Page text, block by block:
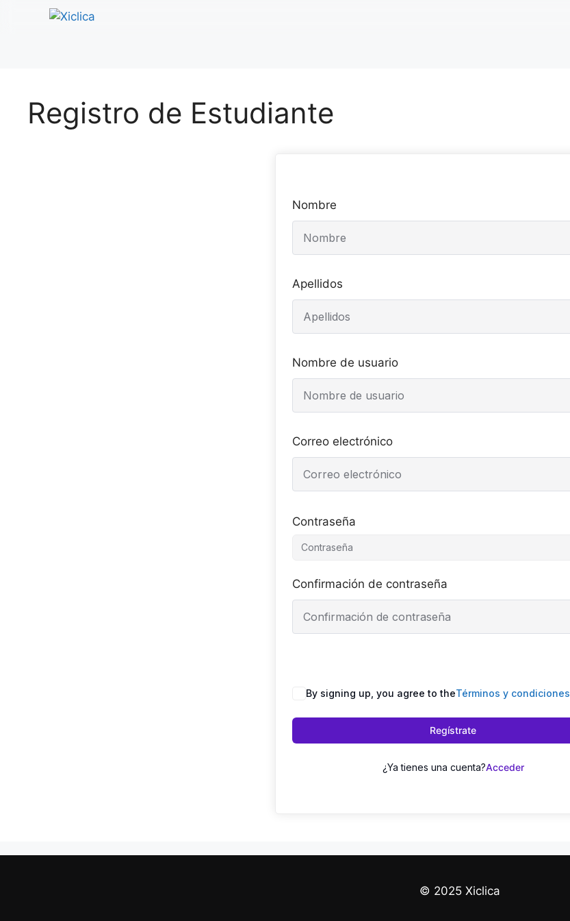
Registro de Estudiante
Nombre
Apellidos
Nombre de usuario
Correo electrónico
Contraseña
Confirmación de contraseña
By signing up, you agree to theTérminos y condiciones
Regístrate
¿Ya tienes una cuenta?Acceder
© 2025 Xiclica